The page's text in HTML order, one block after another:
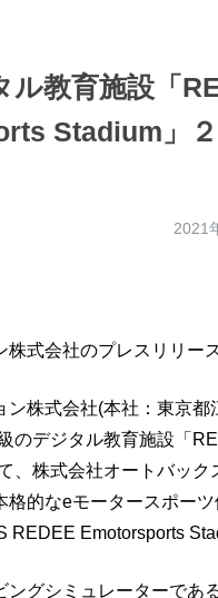
ル教育施設「
Stadium」２
2021
株式会社のプレスリリー
ン株式会社(本社：東京
のデジタル教育施設「
、株式会社オートバッ
的なeモータースポー
Emotorsports
グシミュレーターであ